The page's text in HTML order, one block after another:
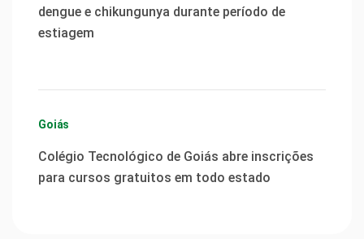
dengue e chikungunya durante período de
estiagem
Goiás
Colégio Tecnológico de Goiás abre inscrições
para cursos gratuitos em todo estado